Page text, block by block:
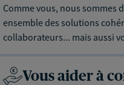
Comme vous, nous sommes
ensemble des solutions
collaborateurs... mais aussi
Vous aider à